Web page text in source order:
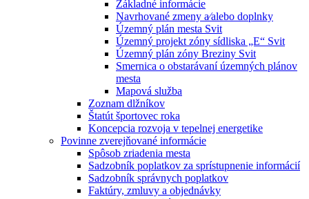
Základné informácie
Navrhované zmeny a⁄alebo doplnky
Územný plán mesta Svit
Územný projekt zóny sídliska „E“ Svit
Územný plán zóny Breziny Svit
Smernica o obstarávaní územných plánov
mesta
Mapová služba
Zoznam dlžníkov
Štatút športovec roka
Koncepcia rozvoja v tepelnej energetike
Povinne zverejňované informácie
Spôsob zriadenia mesta
Sadzobník poplatkov za sprístupnenie informácií
Sadzobník správnych poplatkov
Faktúry, zmluvy a objednávky